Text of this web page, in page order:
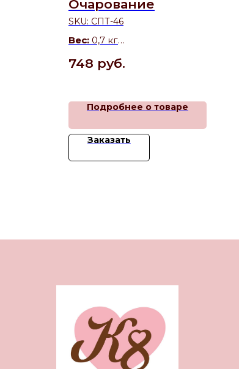
Очарование
SKU: СПТ-46
Вес: 0,7 кг
(оформление может меняться)
748 руб.
Подробнее о товаре
Заказать